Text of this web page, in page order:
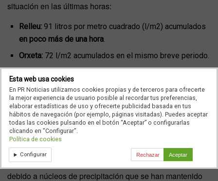
situación en las últimas horas:
Relleu: 91 litros por metro cuadrado (l/m2) acumulados
en poco más de una hora.
Orxeta: 72 l/m2 acumulados en el mismo breve periodo.
De forma inmediata, esta tromba de agua ha provocado
unarápida crecida del caudal del río Amadorioa su
paso por Orxeta, en la comarca de la Marina Baixa,
incrementando el peligro de desbordamiento en áreas
cercanas.
Incluso en la
, se han registrado
acumulados cercanos a los 30 l/m2 en algunos barrios,
debido a núcleos de precipitación que se han mantenido
Esta web usa cookies
En PR Noticias utilizamos cookies propias y de terceros para ofrecerte
la mejor experiencia de usuario posible al recordar tus preferencias,
elaborar estadísticas de uso y ofrecerte publicidad basada en tus
hábitos de navegación (por ejemplo, páginas visitadas). Puedes aceptar
todas las cookies pulsando en el botón “Aceptar” o configurarlas
clicando en "Configurar".
Política de cookies
Configurar Rechazar Aceptar